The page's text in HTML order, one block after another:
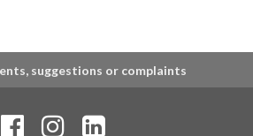
suggestions or complaints